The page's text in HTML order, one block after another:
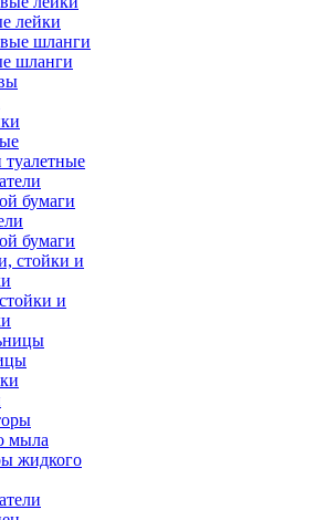
лейки
шланги
бумаги
и
жидкого